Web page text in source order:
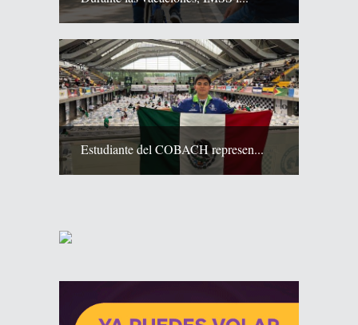
Estudiante del COBACH represen...